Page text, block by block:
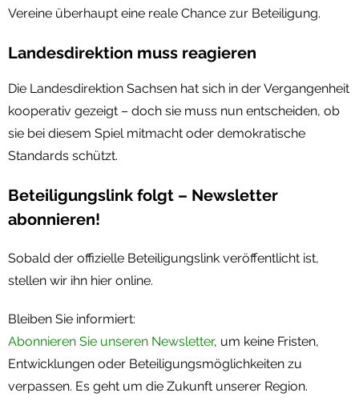
Vereine überhaupt eine reale Chance zur Beteiligung.
Landesdirektion muss reagieren
Die Landesdirektion Sachsen hat sich in der Vergangenheit
kooperativ gezeigt – doch sie muss nun entscheiden, ob
sie bei diesem Spiel mitmacht oder demokratische
Standards schützt.
Beteiligungslink folgt – Newsletter
abonnieren!
Sobald der offizielle Beteiligungslink veröffentlicht ist,
stellen wir ihn hier online.
Bleiben Sie informiert:
Abonnieren Sie unseren Newsletter, um keine Fristen,
Entwicklungen oder Beteiligungsmöglichkeiten zu
verpassen. Es geht um die Zukunft unserer Region.